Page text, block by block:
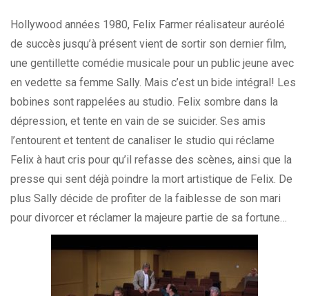
Hollywood années 1980, Felix Farmer réalisateur auréolé
de succès jusqu’à présent vient de sortir son dernier film,
une gentillette comédie musicale pour un public jeune avec
en vedette sa femme Sally. Mais c’est un bide intégral! Les
bobines sont rappelées au studio. Felix sombre dans la
dépression, et tente en vain de se suicider. Ses amis
l’entourent et tentent de canaliser le studio qui réclame
Felix à haut cris pour qu’il refasse des scènes, ainsi que la
presse qui sent déjà poindre la mort artistique de Felix. De
plus Sally décide de profiter de la faiblesse de son mari
pour divorcer et réclamer la majeure partie de sa fortune…